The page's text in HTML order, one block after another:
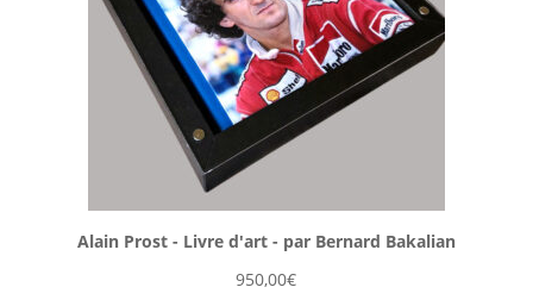
Alain Prost - Livre d'art - par Bernard Bakalian
950,00€